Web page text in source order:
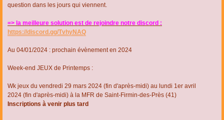
question dans les jours qui viennent.
=> la meilleure solution est de rejoindre notre discord :
https://discord.gg/TvhyNAQ
Au 04/01/2024 : prochain évènement en 2024
Week-end JEUX de Printemps :
Wk jeux du vendredi 29 mars 2024 (fin d'après-midi) au lundi 1er avril
2024 (fin d'après-midi) à la MFR de Saint-Firmin-des-Près (41)
Inscriptions à venir plus tard